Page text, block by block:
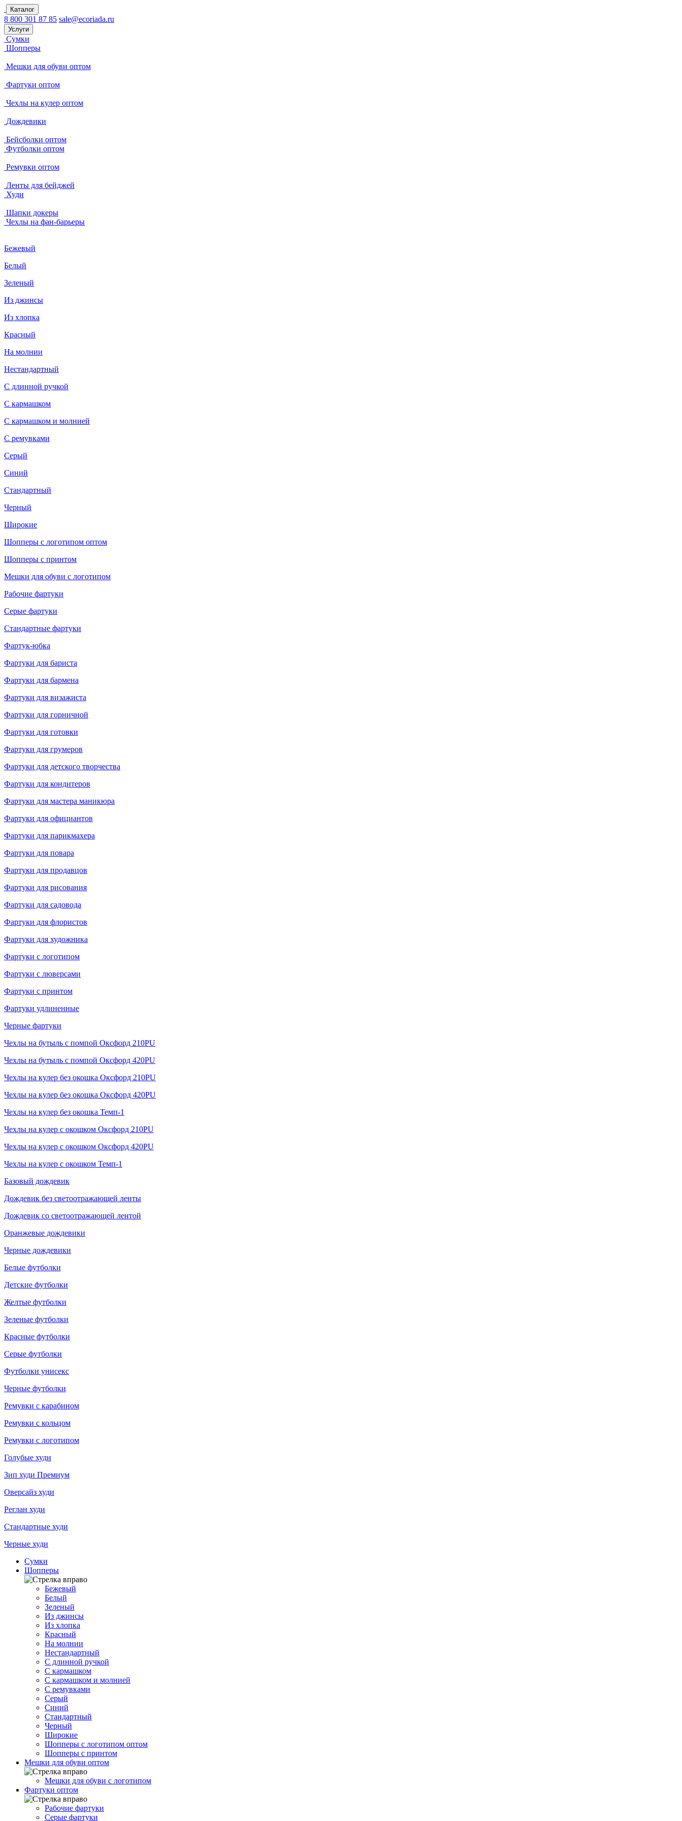
Каталог
8 800 301 87 85 sale@ecoriada.ru
Услуги
Сумки
Шопперы
Мешки для обуви оптом
Фартуки оптом
Чехлы на кулер оптом
Дождевики
Бейсболки оптом
Футболки оптом
Ремувки оптом
Ленты для бейджей
Худи
Шапки докеры
Чехлы на фан-барьеры
Бежевый
Белый
Зеленый
Из джинсы
Из хлопка
Красный
На молнии
Нестандартный
С длинной ручкой
С кармашком
С кармашком и молнией
С ремувками
Серый
Синий
Стандартный
Черный
Широкие
Шопперы с логотипом оптом
Шопперы с принтом
Мешки для обуви с логотипом
Рабочие фартуки
Серые фартуки
Стандартные фартуки
Фартук-юбка
Фартуки для бариста
Фартуки для бармена
Фартуки для визажиста
Фартуки для горничной
Фартуки для готовки
Фартуки для грумеров
Фартуки для детского творчества
Фартуки для кондитеров
Фартуки для мастера маникюра
Фартуки для официантов
Фартуки для парикмахера
Фартуки для повара
Фартуки для продавцов
Фартуки для рисования
Фартуки для садовода
Фартуки для флористов
Фартуки для художника
Фартуки с логотипом
Фартуки с люверсами
Фартуки с принтом
Фартуки удлиненные
Черные фартуки
Чехлы на бутыль с помпой Оксфорд 210PU
Чехлы на бутыль с помпой Оксфорд 420PU
Чехлы на кулер без окошка Оксфорд 210PU
Чехлы на кулер без окошка Оксфорд 420PU
Чехлы на кулер без окошка Темп-1
Чехлы на кулер с окошком Оксфорд 210PU
Чехлы на кулер с окошком Оксфорд 420PU
Чехлы на кулер с окошком Темп-1
Базовый дождевик
Дождевик без светоотражающей ленты
Дождевик со светоотражающей лентой
Оранжевые дождевики
Черные дождевики
Белые футболки
Детские футболки
Желтые футболки
Зеленые футболки
Красные футболки
Серые футболки
Футболки унисекс
Черные футболки
Ремувки с карабином
Ремувки с кольцом
Ремувки с логотипом
Голубые худи
Зип худи Премиум
Оверсайз худи
Реглан худи
Стандартные худи
Черные худи
Сумки
Шопперы
Бежевый
Белый
Зеленый
Из джинсы
Из хлопка
Красный
На молнии
Нестандартный
С длинной ручкой
С кармашком
С кармашком и молнией
С ремувками
Серый
Синий
Стандартный
Черный
Широкие
Шопперы с логотипом оптом
Шопперы с принтом
Мешки для обуви оптом
Мешки для обуви с логотипом
Фартуки оптом
Рабочие фартуки
Серые фартуки